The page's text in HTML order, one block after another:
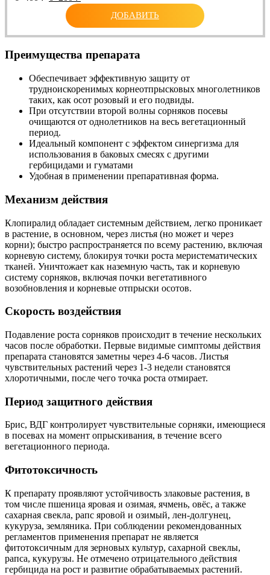
составляла
400 ₽.
цена:
200 ₽.
ДОБАВИТЬ
Преимущества препарата
Обеспечивает эффективную защиту от
трудноискоренимых корнеотпрысковых многолетников
таких, как осот розовый и его подвиды.
При отсутствии второй волны сорняков посевы
очищаются от однолетников на весь вегетационный
период.
Идеальный компонент с эффектом синергизма для
использования в баковых смесях с другими
гербицидами и гуматами
Удобная в применении препаративная форма.
Механизм действия
Клопиралид обладает системным действием, легко проникает
в растение, в основном, через листья (но может и через
корни); быстро распространяется по всему растению, включая
корневую систему, блокируя точки роста меристематических
тканей. Уничтожает как наземную часть, так и корневую
систему сорняков, включая почки вегетативного
возобновления и корневые отпрыски осотов.
Скорость воздействия
Подавление роста сорняков происходит в течение нескольких
часов после обработки. Первые видимые симптомы действия
препарата становятся заметны через 4-6 часов. Листья
чувствительных растений через 1-3 недели становятся
хлоротичными, после чего точка роста отмирает.
Период защитного действия
Брис, ВДГ контролирует чувствительные сорняки, имеющиеся
в посевах на момент опрыскивания, в течение всего
вегетационного периода.
Фитотоксичность
К препарату проявляют устойчивость злаковые растения, в
том числе пшеница яровая и озимая, ячмень, овёс, а также
сахарная свекла, рапс яровой и озимый, лен-долгунец,
кукуруза, земляника. При соблюдении рекомендованных
регламентов применения препарат не является
фитотоксичным для зерновых культур, сахарной свеклы,
рапса, кукурузы. Не отмечено отрицательного действия
гербицида на рост и развитие обрабатываемых растений.